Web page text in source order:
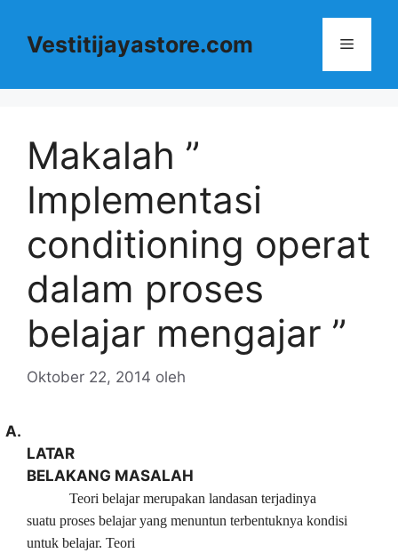
Vestitijayastore.com Menu
Makalah ”
Implementasi
conditioning operat
dalam proses
belajar mengajar ”
Oktober 22, 2014 oleh
A.
LATAR
BELAKANG MASALAH
Teori belajar merupakan landasan terjadinya
suatu proses belajar yang menuntun terbentuknya kondisi
untuk belajar. Teori